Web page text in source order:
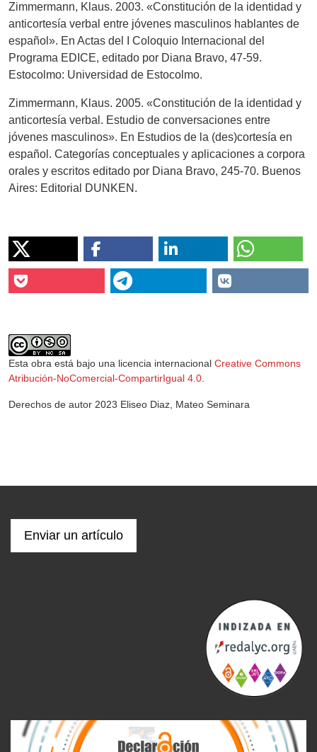
Zimmermann, Klaus. 2003. «Constitución de la identidad y
anticortesía verbal entre jóvenes masculinos hablantes de
español». En Actas del I Coloquio Internacional del
Programa EDICE, editado por Diana Bravo, 47-59.
Estocolmo: Universidad de Estocolmo.
Zimmermann, Klaus. 2005. «Constitución de la identidad y
anticortesía verbal. Estudio de conversaciones entre
jóvenes masculinos». En Estudios de la (des)cortesía en
español. Categorías conceptuales y aplicaciones a corpora
orales y escritos editado por Diana Bravo, 245-70. Buenos
Aires: Editorial DUNKEN.
Esta obra está bajo una licencia internacional Creative Commons
Atribución-NoComercial-CompartirIgual 4.0.
Derechos de autor 2023 Eliseo Diaz, Mateo Seminara
Enviar un artículo